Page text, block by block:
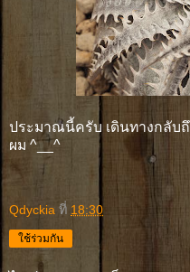
ประมาณนี้ครับ เดินทางกลับ
ผม ^__^
Qdyckia ที่ 18:30
ใช้ร่วมกัน